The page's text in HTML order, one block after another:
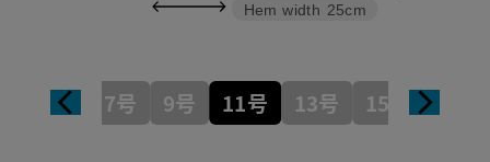
Hem width 25cm
7号 9号 11号 13号 15号